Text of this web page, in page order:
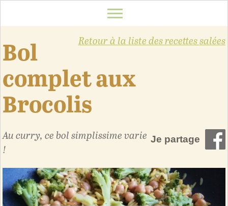
Retour à la liste des recettessalées
Bol
complet aux
Brocolis
Je partage
Au curry, ce bol simplissime varie
!